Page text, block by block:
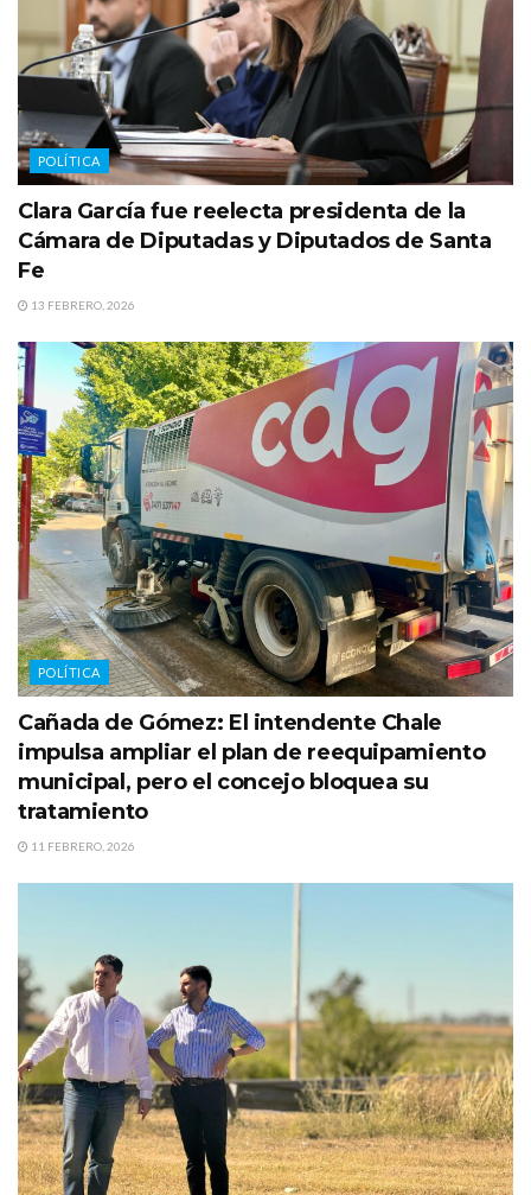
POLÍTICA
Clara García fue reelecta presidenta de la
Cámara de Diputadas y Diputados de Santa
Fe
13 FEBRERO, 2026
POLÍTICA
Cañada de Gómez: El intendente Chale
impulsa ampliar el plan de reequipamiento
municipal, pero el concejo bloquea su
tratamiento
11 FEBRERO, 2026